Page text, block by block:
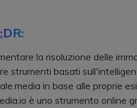
la risoluzione delle
strumenti basati
in base alle proprie
è uno strumento online